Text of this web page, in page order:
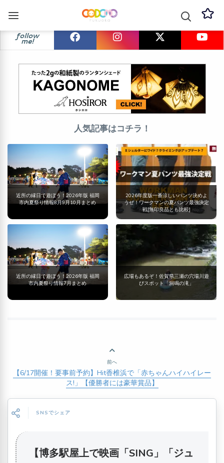
follow
me!
人気記事はコチラ！
近所の縁日で遊ぼう！2026年版 福岡
市内夏祭り情報8月9月10月まとめ
2026年度版一番涼しいパンツ決めよ
うぜ！ワークマンの夏パンツ最強決定
戦[無印良品とも比較]
近所の縁日で遊ぼう！2026年版 福岡
市内夏祭り情報7月まとめ
広場もあるぞ！佐賀県三瀬の穴場川遊
びスポット「洞鳴の滝」
前へ
【6/17開催！要事前予約】Hit香椎浜で「赤ちゃんハイハイレー
ス!」【優勝者には豪華賞品】
SNSでシェア
【博多駅屋上で映画「SING」「ジュ